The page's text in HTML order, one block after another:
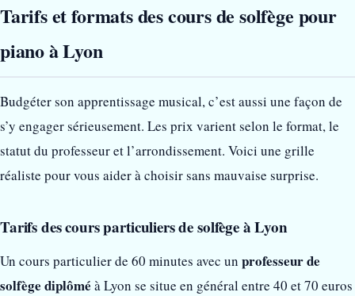
Tarifs et formats des cours de solfège pour
piano à Lyon
Budgéter son apprentissage musical, c’est aussi une façon de
s’y engager sérieusement. Les prix varient selon le format, le
statut du professeur et l’arrondissement. Voici une grille
réaliste pour vous aider à choisir sans mauvaise surprise.
Tarifs des cours particuliers de solfège à Lyon
Un cours particulier de 60 minutes avec un professeur de
solfège diplômé à Lyon se situe en général entre 40 et 70 euros